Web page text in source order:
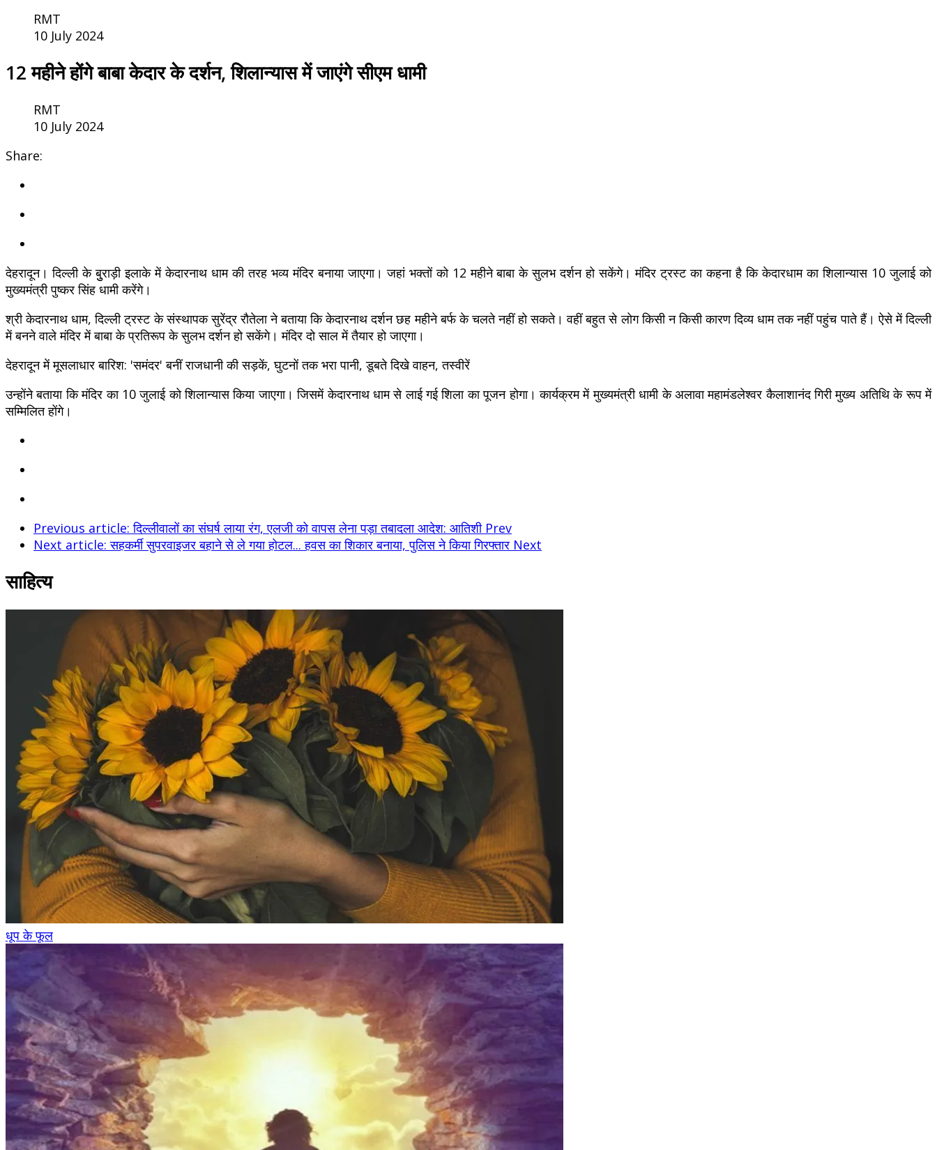
RMT
10 July 2024
12 महीने होंगे बाबा केदार के दर्शन, शिलान्यास में जाएंगे सीएम धामी
RMT
10 July 2024
Share:
देहरादून। दिल्ली के बुुराड़ी इलाके में केदारनाथ धाम की तरह भव्य मंदिर बनाया जाएगा। जहां भक्तों को 12 महीने बाबा के सुलभ दर्शन हो सकेंगे। मंदिर ट्रस्ट का कहना है कि केदारधाम का शिलान्यास 10 जुलाई को
मुख्यमंत्री पुष्कर सिंह धामी करेंगे।
श्री केदारनाथ धाम, दिल्ली ट्रस्ट के संस्थापक सुरेंद्र राैतेला ने बताया कि केदारनाथ दर्शन छह महीने बर्फ के चलते नहीं हो सकते। वहीं बहुत से लोग किसी न किसी कारण दिव्य धाम तक नहीं पहुंच पाते हैं। ऐसे में दिल्ली
में बनने वाले मंदिर में बाबा के प्रतिरूप के सुलभ दर्शन हो सकेंगे। मंदिर दो साल में तैयार हो जाएगा।
देहरादून में मूसलाधार बारिश: 'समंदर' बनीं राजधानी की सड़कें, घुटनों तक भरा पानी, डूबते दिखे वाहन, तस्वीरें
उन्होंने बताया कि मंदिर का 10 जुलाई को शिलान्यास किया जाएगा। जिसमें केदारनाथ धाम से लाई गई शिला का पूजन होगा। कार्यक्रम में मुख्यमंत्री धामी के अलावा महामंडलेश्वर कैलाशानंद गिरी मुख्य अतिथि के रूप में
सम्मिलित होंगे।
Previous article: दिल्लीवालों का संघर्ष लाया रंग, एलजी को वापस लेना पड़ा तबादला आदेश: आतिशी Prev
Next article: सहकर्मी सुपरवाइजर बहाने से ले गया होटल... हवस का शिकार बनाया, पुलिस ने किया गिरफ्तार Next
साहित्य
धूप के फूल